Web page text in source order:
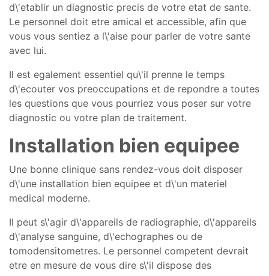
d\'etablir un diagnostic precis de votre etat de sante.
Le personnel doit etre amical et accessible, afin que
vous vous sentiez a l\'aise pour parler de votre sante
avec lui.
Il est egalement essentiel qu\'il prenne le temps
d\'ecouter vos preoccupations et de repondre a toutes
les questions que vous pourriez vous poser sur votre
diagnostic ou votre plan de traitement.
Installation bien equipee
Une bonne clinique sans rendez-vous doit disposer
d\'une installation bien equipee et d\'un materiel
medical moderne.
Il peut s\'agir d\'appareils de radiographie, d\'appareils
d\'analyse sanguine, d\'echographes ou de
tomodensitometres. Le personnel competent devrait
etre en mesure de vous dire s\'il dispose des